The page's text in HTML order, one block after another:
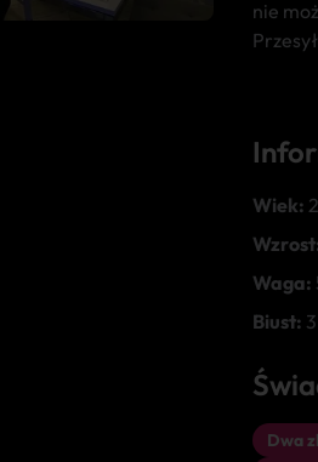
nie
Wiek:
Waga:
Biust: 3
Dwa